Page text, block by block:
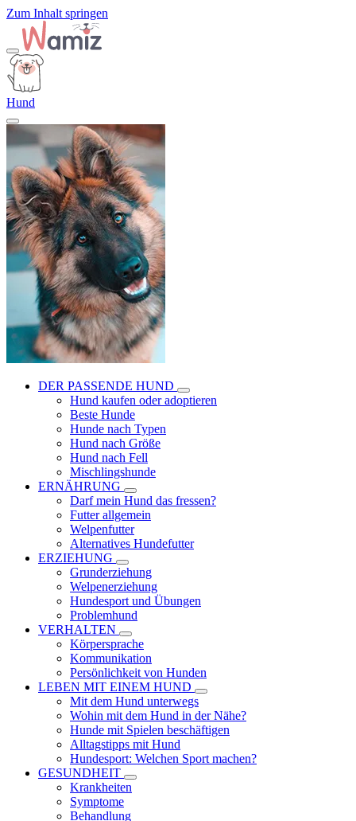
Zum Inhalt springen
Hund
DER PASSENDE HUND
Hund kaufen oder adoptieren
Beste Hunde
Hunde nach Typen
Hund nach Größe
Hund nach Fell
Mischlingshunde
ERNÄHRUNG
Darf mein Hund das fressen?
Futter allgemein
Welpenfutter
Alternatives Hundefutter
ERZIEHUNG
Grunderziehung
Welpenerziehung
Hundesport und Übungen
Problemhund
VERHALTEN
Körpersprache
Kommunikation
Persönlichkeit von Hunden
LEBEN MIT EINEM HUND
Mit dem Hund unterwegs
Wohin mit dem Hund in der Nähe?
Hunde mit Spielen beschäftigen
Alltagstipps mit Hund
Hundesport: Welchen Sport machen?
GESUNDHEIT
Krankheiten
Symptome
Behandlung